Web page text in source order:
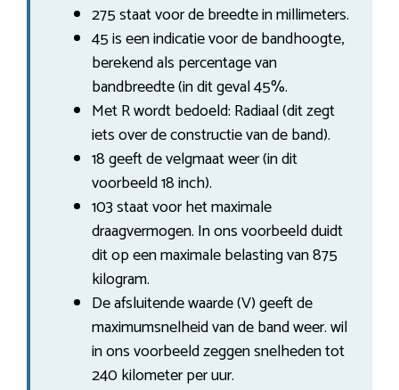
275 staat voor de breedte in millimeters.
45 is een indicatie voor de bandhoogte,
berekend als percentage van
bandbreedte (in dit geval 45%.
Met R wordt bedoeld: Radiaal (dit zegt
iets over de constructie van de band).
18 geeft de velgmaat weer (in dit
voorbeeld 18 inch).
103 staat voor het maximale
draagvermogen. In ons voorbeeld duidt
dit op een maximale belasting van 875
kilogram.
De afsluitende waarde (V) geeft de
maximumsnelheid van de band weer. wil
in ons voorbeeld zeggen snelheden tot
240 kilometer per uur.